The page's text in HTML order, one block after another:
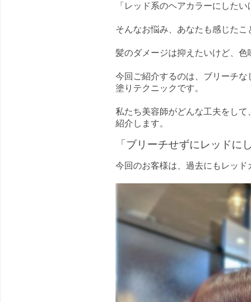
「レッド系のヘアカラーにした
そんなお悩み、あなたも感じたこ
髪のダメージは抑えたいけど、色
今回ご紹介するのは、ブリーチ
塗りテクニックです。
私たち美容師がどんな工夫をし
紹介します。
「ブリーチせずにレッドに
今回のお客様は、過去にもレッド